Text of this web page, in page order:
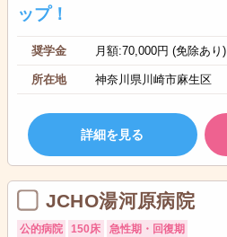
ップ！
奨学金 月額:70,000円 (免除あり)
所在地 神奈川県川崎市麻生区
詳細を見る
JCHO湯河原病院
公的病院 150床 急性期・回復期